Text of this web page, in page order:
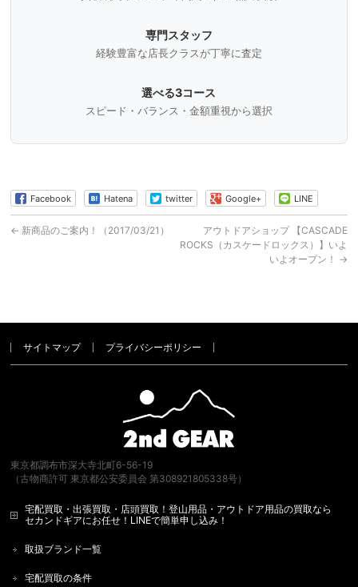
専門スタッフ
経験豊富な店長クラスが丁寧に査定
選べる3コース
スピード・バランス・金額重視から選択
Facebook Hatena twitter Google+ LINE
← 新商品のご案内！（2017/03/21）
アウトドアショップ 【CASCADE
ROCKS（カスケードロックス）】いよ
いよオープン！ →
サイトマップ プライバシーポリシー
東京都調布市深大寺北町6-56-19
（古物商許可 東京都公安委員会 第308921805338号）
宅配買取・出張買取・店頭買取！登山用品・アウトドア用品の買取なら
セカンドギアにお任せ！LINEで簡単申し込み！
取扱ブランド一覧
宅配買取の条件